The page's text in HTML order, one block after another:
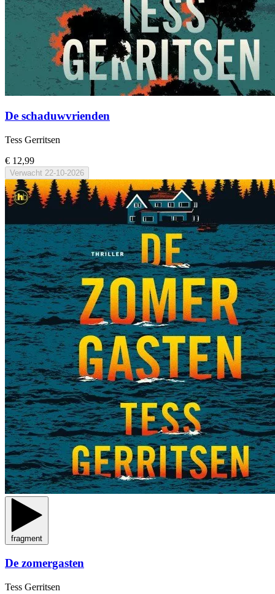
De schaduwvrienden
Tess Gerritsen
€ 12,99
Verwacht 22-10-2026
fragment
De zomergasten
Tess Gerritsen